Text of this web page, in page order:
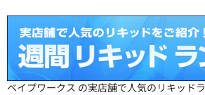
特定商取引法に基づく表示
店舗のご案内
ベイプワークス の実店舗で人気のリキッド